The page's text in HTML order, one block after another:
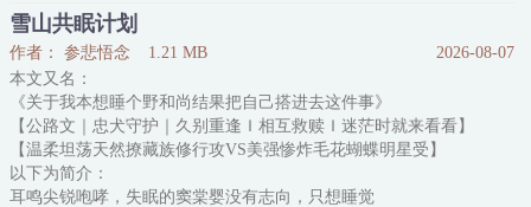
池漪的联姻对象，薄引鹤——池家的商业合作伙伴，沉稳冷静，深不
可测，英俊多金。
从任何角度来看，他都是个完美的结婚对象。
唯一的问题就是，池漪从小到大都叫他“薄叔叔”。
池漪刚满18岁，还没来得及享受自由的成年生活，就被婚约嫁给了薄
叔叔。
抵达薄家的那天，池漪站
雪山共眠计划
作者： 参悲悟念 1.21 MB
2026-08-07
本文又名：
《关于我本想睡个野和尚结果把自己搭进去这件事》
【公路文｜忠犬守护｜久别重逢Ｉ相互救赎Ｉ迷茫时就来看看】
【温柔坦荡天然撩藏族修行攻VS美强惨炸毛花蝴蝶明星受】
以下为简介：
耳鸣尖锐咆哮，失眠的窦棠婴没有志向，只想睡觉